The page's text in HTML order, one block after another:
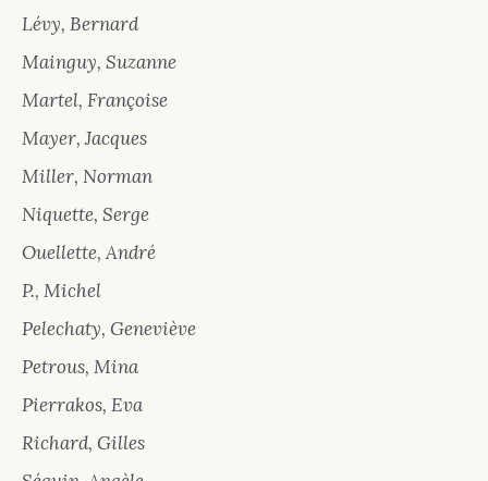
Lévy, Bernard
Mainguy, Suzanne
Martel, Françoise
Mayer, Jacques
Miller, Norman
Niquette, Serge
Ouellette, André
P., Michel
Pelechaty, Geneviève
Petrous, Mina
Pierrakos, Eva
Richard, Gilles